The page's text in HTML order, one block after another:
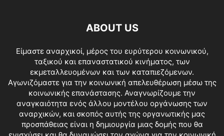
ABOUT US
Είμαστε αναρχικοί, μέρος του ευρύτερου κοινωνικού,
ταξικού και επαναστατικού κινήματος, των
εκμεταλλευομένων και των καταπιεζόμενων.
Αγωνιζόμαστε για την κοινωνική απελευθέρωση μέσω της
κοινωνικής επανάστασης. Αναγνωρίζουμε την
αναγκαιότητα ενός άλλου μοντέλου οργάνωσης των
αναρχικών, και σκοπός αυτής της οργανωτικής μας
προσπάθειας είναι η δημιουργία μιας δομής που θα